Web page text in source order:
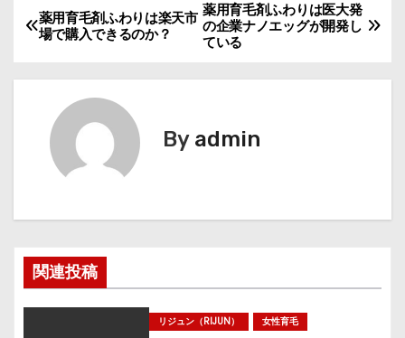
投
ビ
ゲ
シ
ョ
薬用育毛剤ふわりは医大発
の企業ナノエッグが開発し
ている
薬用育毛剤ふわりは楽天市
場で購入できるのか？
By admin
関連投稿
リジュン（RIJUN）
女性育毛